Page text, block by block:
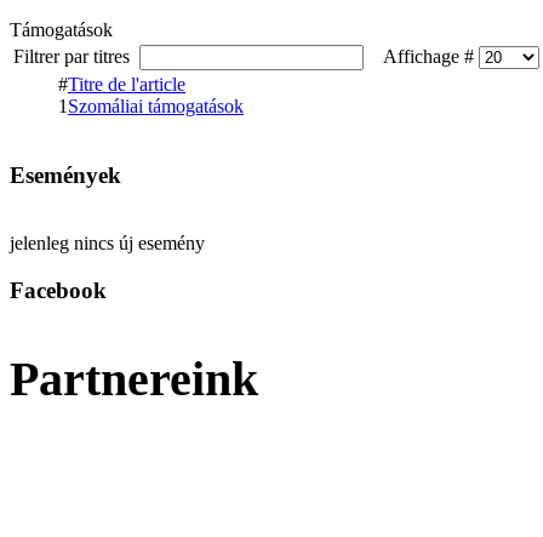
Támogatások
Filtrer par titres
Affichage #
#Titre de l'article
1 Szomáliai támogatások
Események
jelenleg nincs új esemény
Facebook
Partnereink